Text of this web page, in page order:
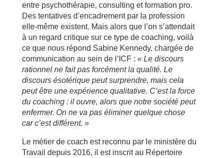
entre psychothérapie, consulting et formation pro.
Des tentatives d’encadrement par la profession
elle-même existent. Mais alors que l’on s’attendait
à un regard critique sur ce type de coaching, voilà
ce que nous répond Sabine Kennedy, chargée de
communication au sein de l’ICF : « Le discours
rationnel ne fait pas forcément la qualité. Le
discours ésotérique peut surprendre, mais cela
peut être une expérience qualitative. C’est la force
du coaching : il ouvre, alors que notre société peut
enfermer. On ne va pas éliminer quelque chose
car c’est différent. »
Le métier de coach est reconnu par le ministère du
Travail depuis 2016, il est inscrit au Répertoire